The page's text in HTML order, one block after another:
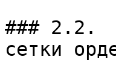
### 2.2.
сетки